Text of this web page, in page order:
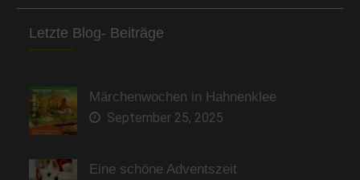
Letzte Blog- Beiträge
Märchenwochen in Hahnenklee
September 25, 2025
Eine schöne Adventszeit